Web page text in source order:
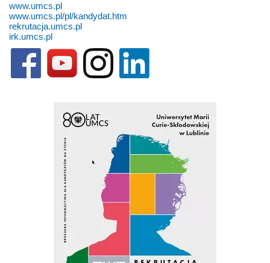
www.umcs.pl
www.umcs.pl/pl/kandydat.htm
rekrutacja.umcs.pl
irk.umcs.pl